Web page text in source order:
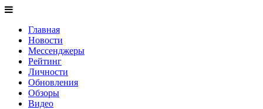
Главная
Новости
Мессенджеры
Рейтинг
Личности
Обновления
Обзоры
Видео